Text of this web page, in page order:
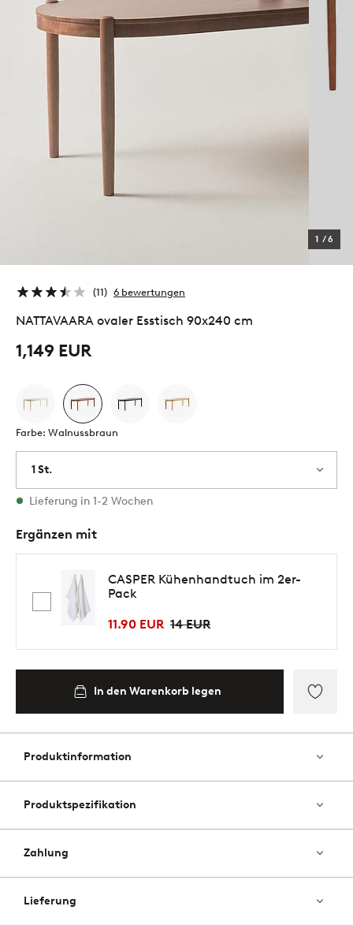
1 /6
11 6 bewertungen
NATTAVAARA ovaler Esstisch 90x240 cm
1,149 EUR
Farbe: Walnussbraun
1 St.
Vorrätig
Lieferung in 1-2 Wochen
Ergänzen mit
CASPER Kühenhandtuch im 2er-
Pack
11.90 EUR 14 EUR
In den Warenkorb legen
Produktinformation
Produktspezifikation
Zahlung
Lieferung